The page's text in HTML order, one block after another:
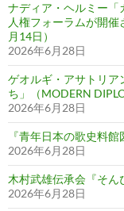
ナディア・ヘルミー「
人権フォーラムが開
月14日）
2026年6月28日
ゲオルギ・アサトリア
ち」（MODERN
2026年6月28日
『青年日本の歌史料
2026年6月28日
木村武雄伝承会『そん
2026年6月28日